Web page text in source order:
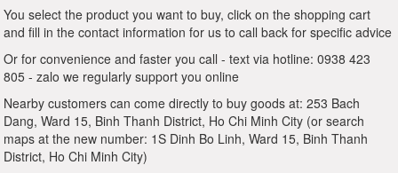
You select the product you want to buy, click on the shopping cart
and fill in the contact information for us to call back for specific advice
Or for convenience and faster you call - text via hotline: 0938 423
805 - zalo we regularly support you online
Nearby customers can come directly to buy goods at: 253 Bach
Dang, Ward 15, Binh Thanh District, Ho Chi Minh City (or search
maps at the new number: 1S Dinh Bo Linh, Ward 15, Binh Thanh
District, Ho Chi Minh City)